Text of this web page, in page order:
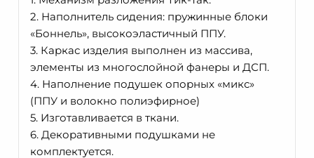
096
2. Наполнитель сидения: пружинные блоки
«Боннель», высокоэластичный ППУ.
3. Каркас изделия выполнен из массива,
элементы из многослойной фанеры и ДСП.
4. Наполнение подушек опорных «микс»
(ППУ и волокно полиэфирное)
5. Изготавливается в ткани.
6. Декоративными подушками не
комплектуется.